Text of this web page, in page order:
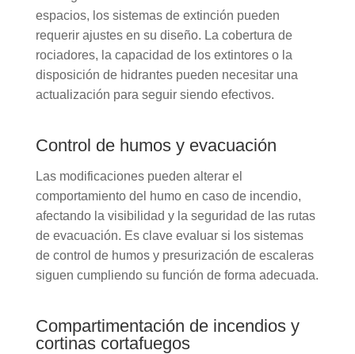
espacios, los sistemas de extinción pueden
requerir ajustes en su diseño. La cobertura de
rociadores, la capacidad de los extintores o la
disposición de hidrantes pueden necesitar una
actualización para seguir siendo efectivos.
Control de humos y evacuación
Las modificaciones pueden alterar el
comportamiento del humo en caso de incendio,
afectando la visibilidad y la seguridad de las rutas
de evacuación. Es clave evaluar si los sistemas
de control de humos y presurización de escaleras
siguen cumpliendo su función de forma adecuada.
Compartimentación de incendios y
cortinas cortafuegos